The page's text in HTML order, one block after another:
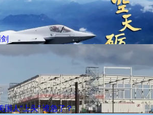
人“上头” 谁急了？